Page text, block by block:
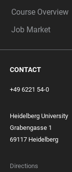
Course Overview
Job Market
CONTACT
+49 6221 54-0
Heidelberg University
Grabengasse 1
69117 Heidelberg
Directions